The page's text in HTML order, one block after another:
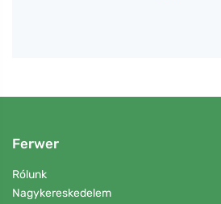
Ferwer
Rólunk
Nagykereskedelem